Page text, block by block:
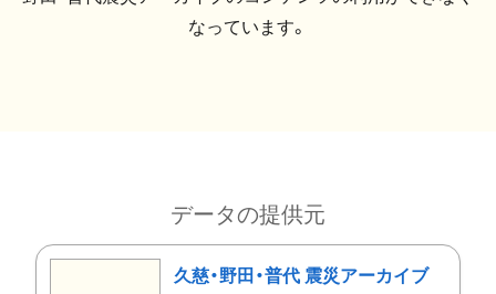
なっています。
データの提供元
久慈・野田・普代 震災アーカイブ